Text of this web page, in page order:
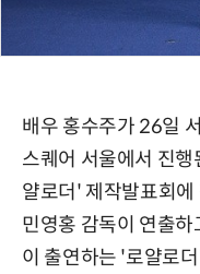
배우 홍수주가 26일
스퀘어 서울에서 진
얄로더' 제작발표회에
민영홍 감독이 연출하
이 출연하는 '로얄로